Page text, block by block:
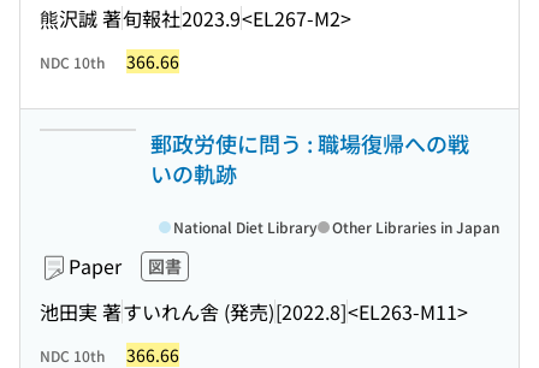
熊沢誠 著旬報社2023.9<EL267-M2>
NDC 10th 366.66
郵政労使に問う : 職場復帰への戦
いの軌跡
Paper 図書
池田実 著すいれん舎 (発売)[2022.8]<EL263-M11>
National Diet Library Other Libraries in Japan
NDC 10th 366.66